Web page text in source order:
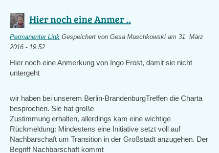
Hier noch eine Anmer ..
Permanenter Link Gespeichert von Gesa Maschkowski am 31. März
2016 - 19:52
Hier noch eine Anmerkung von Ingo Frost, damit sie nicht
untergeht
wir haben bei unserem Berlin-BrandenburgTreffen die Charta
besprochen. Sie hat große
Zustimmung erhalten, allerdings kam eine wichtige
Rückmeldung: Mindestens eine Initiative setzt voll auf
Nachbarschaft um Transition in der Großstadt anzugehen. Der
Begriff Nachbarschaft kommt